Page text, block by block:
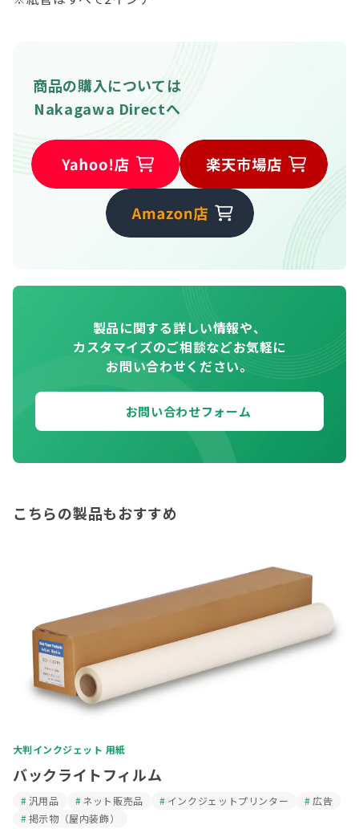
商品の購入については
Nakagawa Directへ
製品に関する詳しい情報や、
カスタマイズのご相談などお気軽に
お問い合わせください。
お問い合わせフォーム
こちらの製品もおすすめ
大判インクジェット 用紙
バックライトフィルム
汎用品 ネット販売品 インクジェットプリンター
広告
掲示物（屋内装飾）